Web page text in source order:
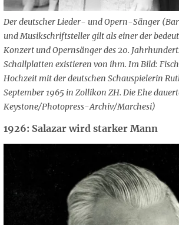
Der deutscher Lieder- und Opern-Sänger
und Musikschriftsteller gilt als einer der
Konzert und Opernsänger des 20.
Schallplatten existieren von ihm. Im Bild:
Hochzeit mit der deutschen Schauspielerin
September 1965 in Zollikon ZH. Die Ehe
Keystone/Photopress-Archiv/Marchesi)
1926: Salazar wird starker Mann